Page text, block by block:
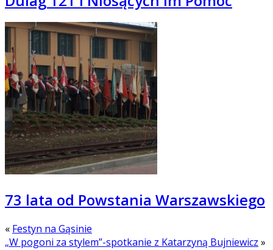
73 lata od Powstania Warszawskiego
« Festyn na Gąsinie
„W pogoni za stylem”-spotkanie z Katarzyną Bujniewicz »